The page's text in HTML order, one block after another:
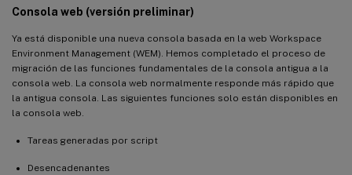
Consola web (versión preliminar)
Ya está disponible una nueva consola basada en la web Workspace
Environment Management (WEM). Hemos completado el proceso de
migración de las funciones fundamentales de la consola antigua a la
consola web. La consola web normalmente responde más rápido que
la antigua consola. Las siguientes funciones solo están disponibles en
la consola web.
Tareas generadas por script
Desencadenantes